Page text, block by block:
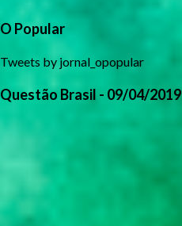
O Popular
Tweets by jornal_opopular
Questão Brasil - 09/04/2019